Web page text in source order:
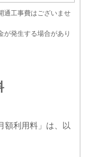
通工事費はございませ
発生する場合があり
額利用料」は、以